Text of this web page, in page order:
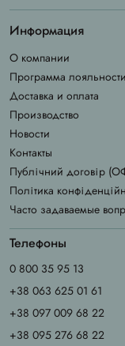
Информация
О компании
Программа лояльности
Доставка и оплата
Производство
Новости
Контакты
Публічний договір
Політика
Часто задаваемые
Телефоны
0 800 35 95 13
+38 063 625 01 61
+38 097 009 68 22
+38 095 276 68 22